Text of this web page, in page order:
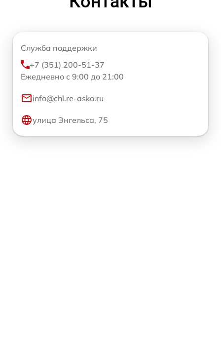
Служба поддержки
+7 (351) 200-51-37
Ежедневно с 9:00 до 21:00
info@chl.re-asko.ru
улица Энгельса, 75